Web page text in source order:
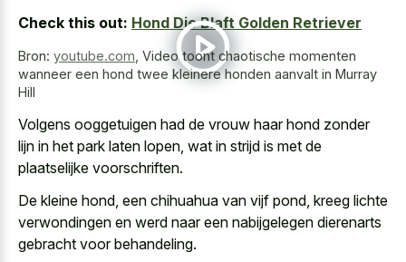
Check this out: Hond Die Blaft Golden Retriever
Bron: youtube.com Video toont chaotische momenten
wanneer een hond twee kleinere honden aanvalt in Murray
Hill
Volgens ooggetuigen had de vrouw haar hond zonder
lijn in het park laten lopen, wat in strijd is met de
plaatselijke voorschriften.
De kleine hond, een chihuahua van vijf pond, kreeg lichte
verwondingen en werd naar een nabijgelegen dierenarts
gebracht voor behandeling.